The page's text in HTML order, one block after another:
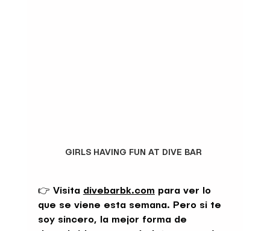
GIRLS HAVING FUN AT DIVE BAR
👉 Visita divebarbk.com para ver lo
que se viene esta semana. Pero si te
soy sincero, la mejor forma de